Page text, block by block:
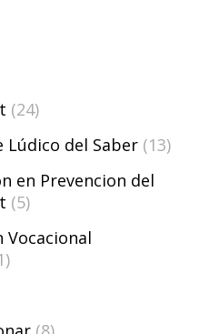
(24)
Lúdico del Saber (13)
en Prevencion del
(5)